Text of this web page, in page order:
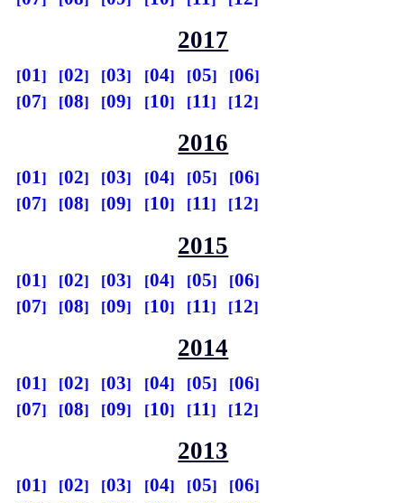
2017
01 02 03 04 05
06
07
08 09 10 11 12
2016
01 02 03 04 05
06
07
08 09 10 11 12
2015
01 02 03 04 05
06
07
08 09 10 11 12
2014
01 02 03 04 05
06
07
08 09 10 11 12
2013
01 02 03 04 05
06